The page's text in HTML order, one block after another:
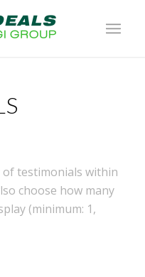
of testimonials within
choose how many
(minimum: 1,